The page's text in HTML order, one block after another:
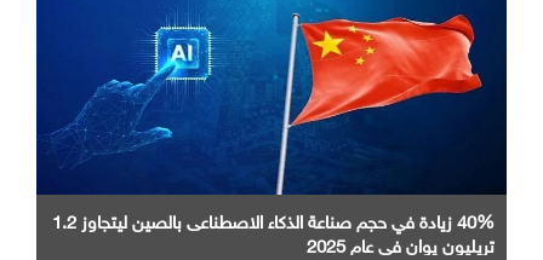
40% زيادة في حجم صناعة الذكاء الاصطناعى بالصين ليتجاوز 1.2
تريليون يوان في عام 2025